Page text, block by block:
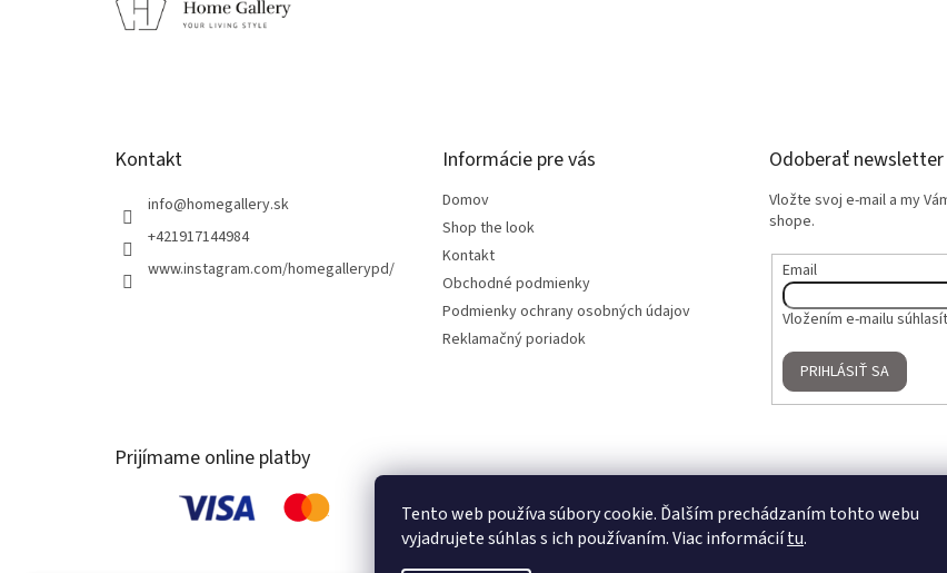
Tento web používa súbory cookie. Ďalším prechádzaním tohto webu
vyjadrujete súhlas s ich používaním. Viac informáciítu.
Kontakt
info@homegallery.sk
+421917144984
www.instagram.com/homegallerypd/
Informácie pre vás
Domov
Shop the look
Kontakt
Obchodné podmienky
Podmienky ochrany osobných údajov
Reklamačný poriadok
Odoberať newsletter
Vložte svoj e-mail a my
shope.
Email
Vložením e-mailu
PRIHLÁSIŤ SA
Prijímame online platby